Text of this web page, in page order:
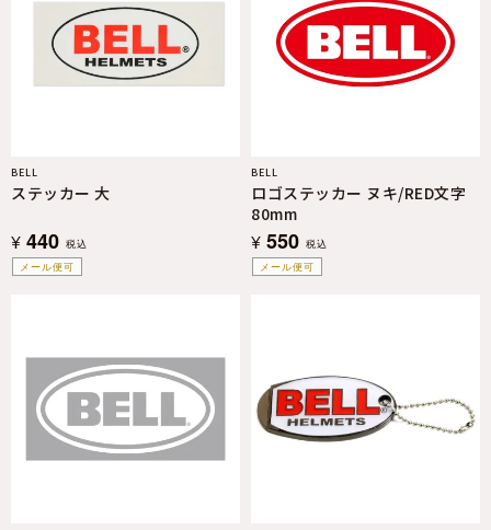
メール便可
BELL
ステッカー 大
¥ 440 税込
メール便可
BELL
ロゴステッカー ヌキ/RED文字
80mm
¥ 550 税込